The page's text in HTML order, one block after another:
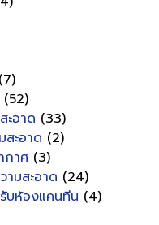
(7)
(52)
อาด (33)
สะอาด (2)
กาศ (3)
มสะอาด (24)
บห้องแคนทีน (4)